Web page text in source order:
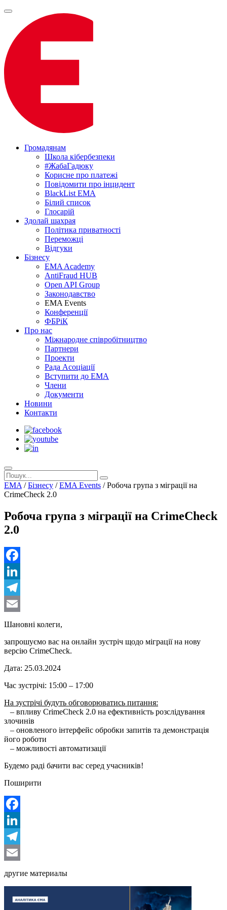
Громадянам
Школа кібербезпеки
#ЖабаГадюку
Корисне про платежі
Повідомити про інцидент
BlackList EMA
Білий список
Глосарій
Здолай шахрая
Політика приватності
Переможцi
Відгуки
Бізнесу
EMA Academy
AntiFraud HUB
Open API Group
Законодавство
EMA Events
Конференції
ФБРіК
Про нас
Міжнародне співробітництво
Партнери
Проекти
Рада Асоціації
Вступити до ЕМА
Члени
Документи
Новини
Контакти
EMA /Бізнесу /EMA Events /Робоча група з міграції на
CrimeCheck 2.0
Робоча група з міграції на CrimeCheck
2.0
Facebook
LinkedIn
Telegram
Email
Шановні колеги,
запрошуємо вас на онлайн зустріч щодо міграції на нову
версію CrimeCheck.
Дата: 25.03.2024
Час зустрічі: 15:00 – 17:00
На зустрічі будуть обговорюватись питання:
– впливу CrimeCheck 2.0 на ефективність розслідування
злочинів
– оновленого інтерфейс обробки запитів та демонстрація
його роботи
– можливості автоматизації
Будемо раді бачити вас серед учасників!
Поширити
Facebook
LinkedIn
Telegram
другие материалы